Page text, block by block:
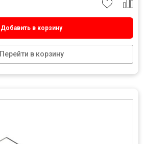
Добавить в корзину
Перейти в корзину